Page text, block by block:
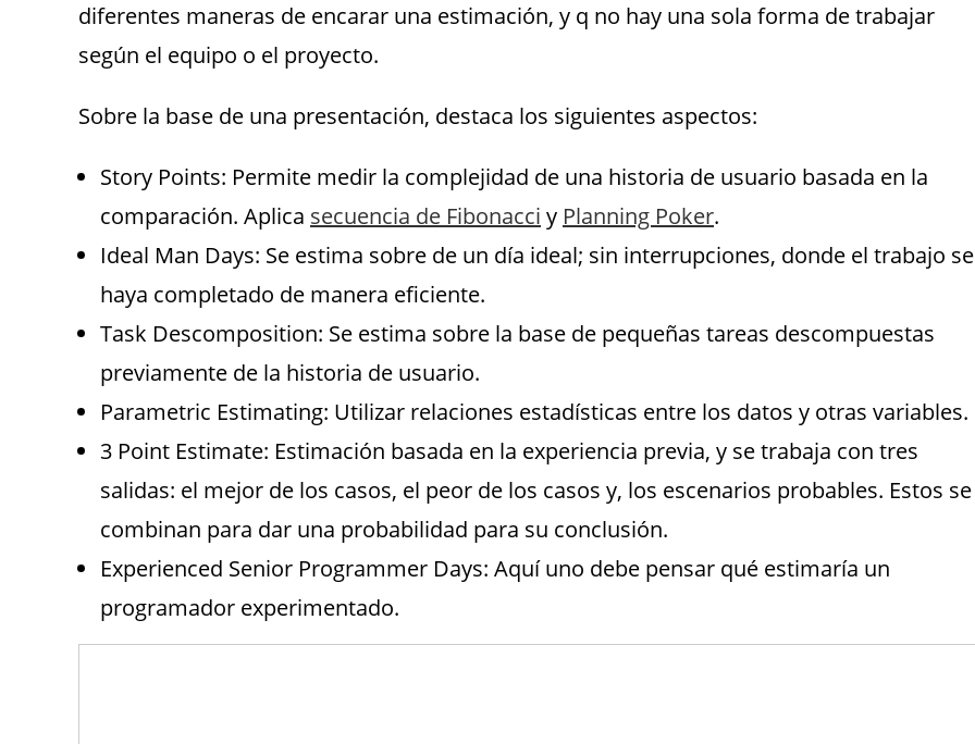
diferentes maneras de encarar una estimación, y q no hay una sola forma de trabajar
según el equipo o el proyecto.
Sobre la base de una presentación, destaca los siguientes aspectos:
Story Points: Permite medir la complejidad de una historia de usuario basada en la
comparación. Aplica secuencia de Fibonacci y Planning Poker.
Ideal Man Days: Se estima sobre de un día ideal; sin interrupciones, donde el trabajo se
haya completado de manera eficiente.
Task Descomposition: Se estima sobre la base de pequeñas tareas descompuestas
previamente de la historia de usuario.
Parametric Estimating: Utilizar relaciones estadísticas entre los datos y otras variables.
3 Point Estimate: Estimación basada en la experiencia previa, y se trabaja con tres
salidas: el mejor de los casos, el peor de los casos y, los escenarios probables. Estos se
combinan para dar una probabilidad para su conclusión.
Experienced Senior Programmer Days: Aquí uno debe pensar qué estimaría un
programador experimentado.